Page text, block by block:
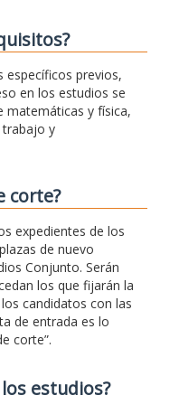
específicos previos,
en los estudios se
matemáticas y física,
y
corte?
expedientes de los
de nuevo
Conjunto. Serán
los que fijarán la
candidatos con las
de entrada es lo
corte”.
estudios?